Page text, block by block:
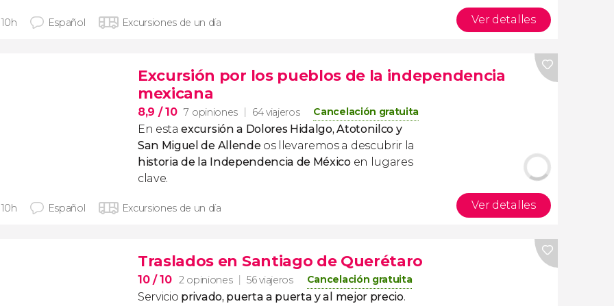
Español Excursiones de un día Ver detalles
Excursión por los pueblos de la independencia
mexicana
8,9 / 10 7 opiniones 64 viajeros Cancelación gratuita
En estaexcursión a Dolores Hidalgo, Atotonilco y
San Miguel de Allende os llevaremos a descubrir la
historia de la Independencia de México en lugares
clave.
Español Excursiones de un día Ver detalles
Traslados en Santiago de Querétaro
10/ 10 2 opiniones 56 viajeros Cancelación gratuita
Servicio privado, puerta a puerta y al mejor precio.